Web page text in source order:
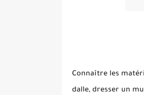
Connaître les
dalle, dresser un